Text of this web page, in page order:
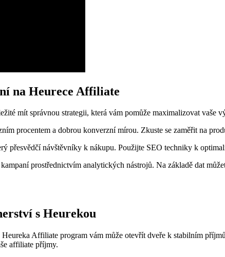
na Heurece Affiliate
mít správnou strategii, která vám pomůže maximalizovat vaše
procentem a dobrou konverzní mírou. Zkuste se zaměřit na
přesvědčí návštěvníky k nákupu. Použijte SEO techniky k
prostřednictvím analytických nástrojů. Na základě dat
s Heurekou
Affiliate program vám může otevřít dveře k stabilním
affiliate příjmy.